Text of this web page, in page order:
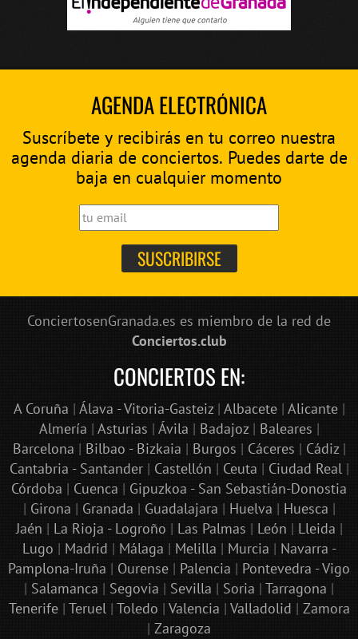
AGENDA ELECTRÓNICA
Suscríbete y recibirás en tu correo nuestra
agenda diaria de conciertos. Puedes darte de
baja en cualquier momento
ConciertosenGranada.es es miembro de la red de
Conciertos.club
CONCIERTOS EN:
A Coruña | Álava - Vitoria-Gasteiz| Albacete| Alicante|
Almería | Asturias | Ávila | Badajoz| Baleares |
Barcelona | Bilbao - Bizkaia | Burgos | Cáceres | Cádiz|
Cantabria - Santander| Castellón | Ceuta | Ciudad Real|
Córdoba | Cuenca | Gipuzkoa - San Sebastián-Donostia
| Girona | Granada | Guadalajara | Huelva | Huesca |
Jaén | La Rioja - Logroño | Las Palmas | León | Lleida |
Lugo | Madrid | Málaga | Melilla | Murcia | Navarra -
Pamplona-Iruña | Ourense | Palencia | Pontevedra - Vigo
| Salamanca | Segovia | Sevilla | Soria | Tarragona |
Tenerife| Teruel| Toledo | Valencia | Valladolid | Zamora
| Zaragoza